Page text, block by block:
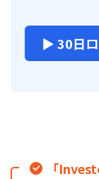
▶ 30日ロ
「